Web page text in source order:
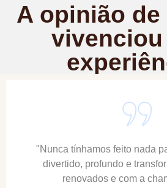
A opinião de
vivenciou
"Nunca tínhamos feito nada
divertido, profundo e
renovados e com a